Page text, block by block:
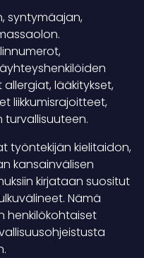
syntymäajan,
lääkitykset,
liikkumisrajoitteet,
työntekijän kielitaidon,
kansainvälisen
kirjataan suositut
Nämä